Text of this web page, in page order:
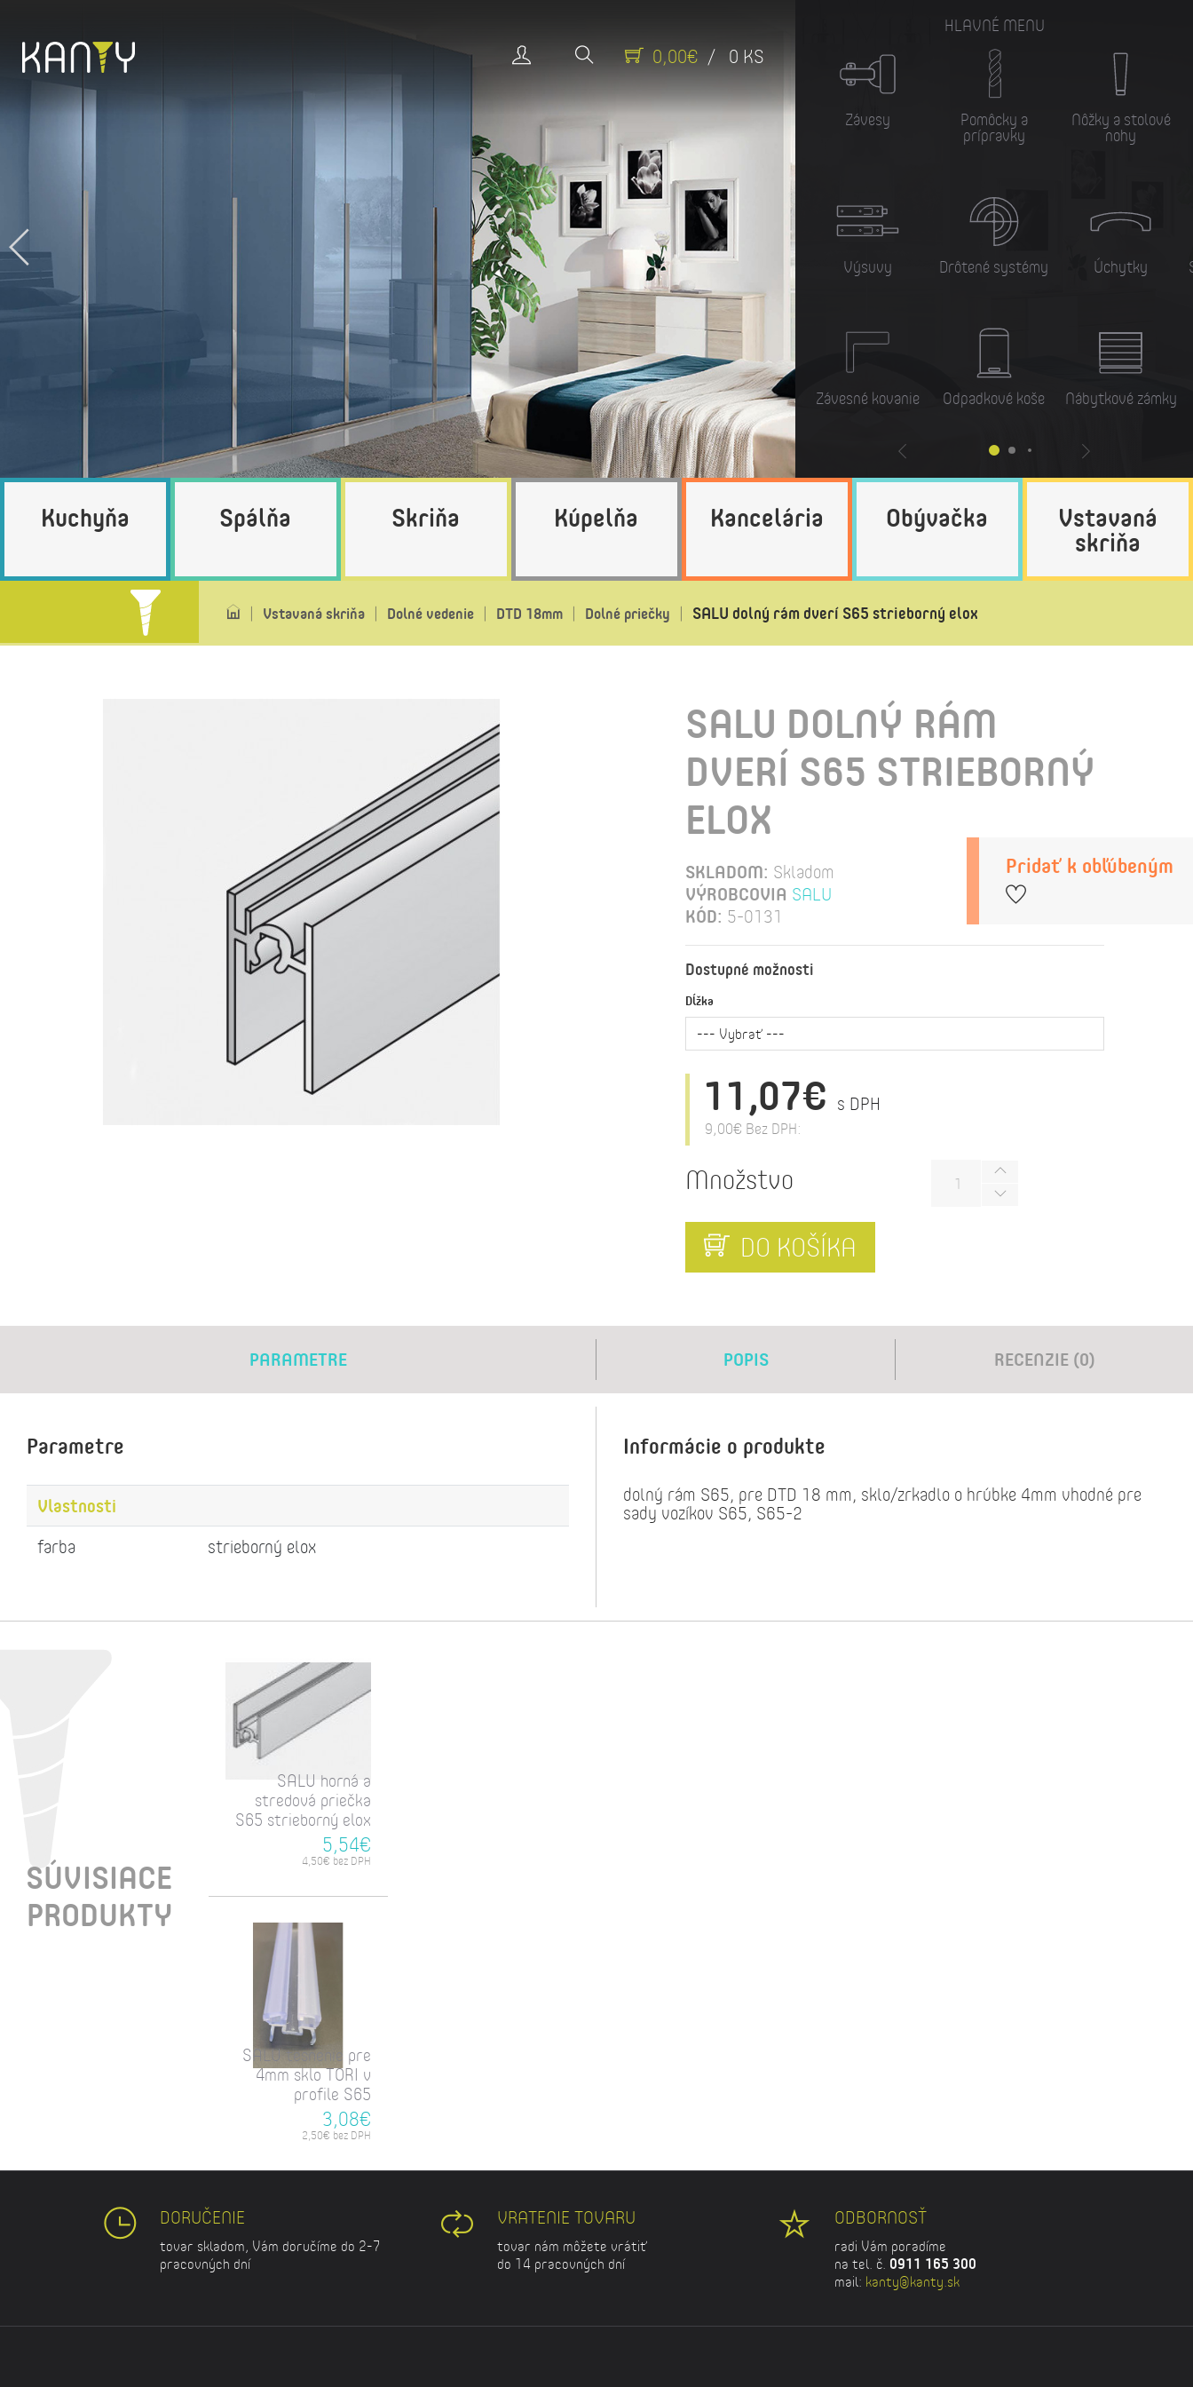
0,00€ / 0 KS
HLAVNÉ MENU
Závesy
Výsuvy
Závesné kovanie
Pomôcky a
prípravky
Drôtené systémy
Odpadkové koše
Nôžky a stolové
nohy
Úchytky
Nábytkové zámky
Kuchyňa Spálňa Skriňa Kúpelňa Kancelária Obývačka Vstavaná
skriňa
Vstavaná skriňa Dolné vedenie DTD 18mm Dolné priečky SALU dolný rám dverí S65 strieborný elox
SALU DOLNÝ RÁM
DVERÍ S65 STRIEBORNÝ
ELOX
SKLADOM: Skladom
VÝROBCOVIA SALU
KÓD: 5-0131
Pridať k obľúbeným
Dostupné možnosti
Dĺžka
11,07€ s DPH
9,00€ Bez DPH:
Množstvo
DO KOŠÍKA
PARAMETRE
Parametre
Vlastnosti
farba
strieborný elox
POPIS RECENZIE (0)
Informácie o produkte
dolný rám S65, pre DTD 18 mm, sklo/zrkadlo o hrúbke 4mm vhodné pre
sady vozíkov S65, S65-2
SÚVISIACE
PRODUKTY
SALU horná a
stredová priečka
S65 strieborný elox
5,54€
4,50€ bez DPH
SALU tesnenie pre
4mm sklo TORI v
profile S65
3,08€
2,50€ bez DPH
DORUČENIE
tovar skladom, Vám doručíme do 2-7
pracovných dní
VRATENIE TOVARU
tovar nám môžete vrátiť
do 14 pracovných dní
ODBORNOSŤ
radi Vám poradíme
na tel. č. 0911 165 300
mail: kanty@kanty.sk